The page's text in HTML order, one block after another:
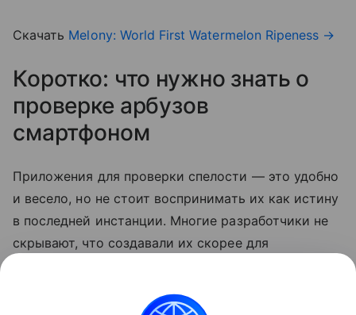
Скачать Melony: World First Watermelon Ripeness →
Коротко: что нужно знать о
проверке арбузов
смартфоном
Приложения для проверки спелости — это удобно
и весело, но не стоит воспринимать их как истину
в последней инстанции. Многие разработчики не
скрывают, что создавали их скорее для